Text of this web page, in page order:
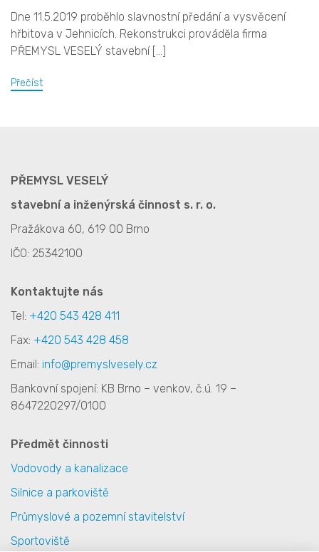
Dne 11.5.2019 proběhlo slavnostní předání a vysvěcení
hřbitova v Jehnicích. Rekonstrukci prováděla firma
PŘEMYSL VESELÝ stavební [...]
Přečíst
PŘEMYSL VESELÝ
stavební a inženýrská činnost s. r. o.
Pražákova 60, 619 00 Brno
IČO: 25342100
Kontaktujte nás
Tel: +420 543 428 411
Fax: +420 543 428 458
Email: info@premyslvesely.cz
Bankovní spojení: KB Brno – venkov, č.ú. 19 –
8647220297/0100
Předmět činnosti
Vodovody a kanalizace
Silnice a parkoviště
Průmyslové a pozemní stavitelství
Sportoviště